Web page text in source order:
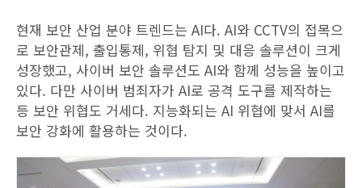
현재 보안 산업 분야 트렌드는 AI다. AI와 CCTV의 접목으
로 보안관제, 출입통제, 위협 탐지 및 대응 솔루션이 크게
성장했고, 사이버 보안 솔루션도 AI와 함께 성능을 높이고
있다. 다만 사이버 범죄자가 AI로 공격 도구를 제작하는
등 보안 위협도 거세다. 지능화되는 AI 위협에 맞서 AI를
보안 강화에 활용하는 것이다.